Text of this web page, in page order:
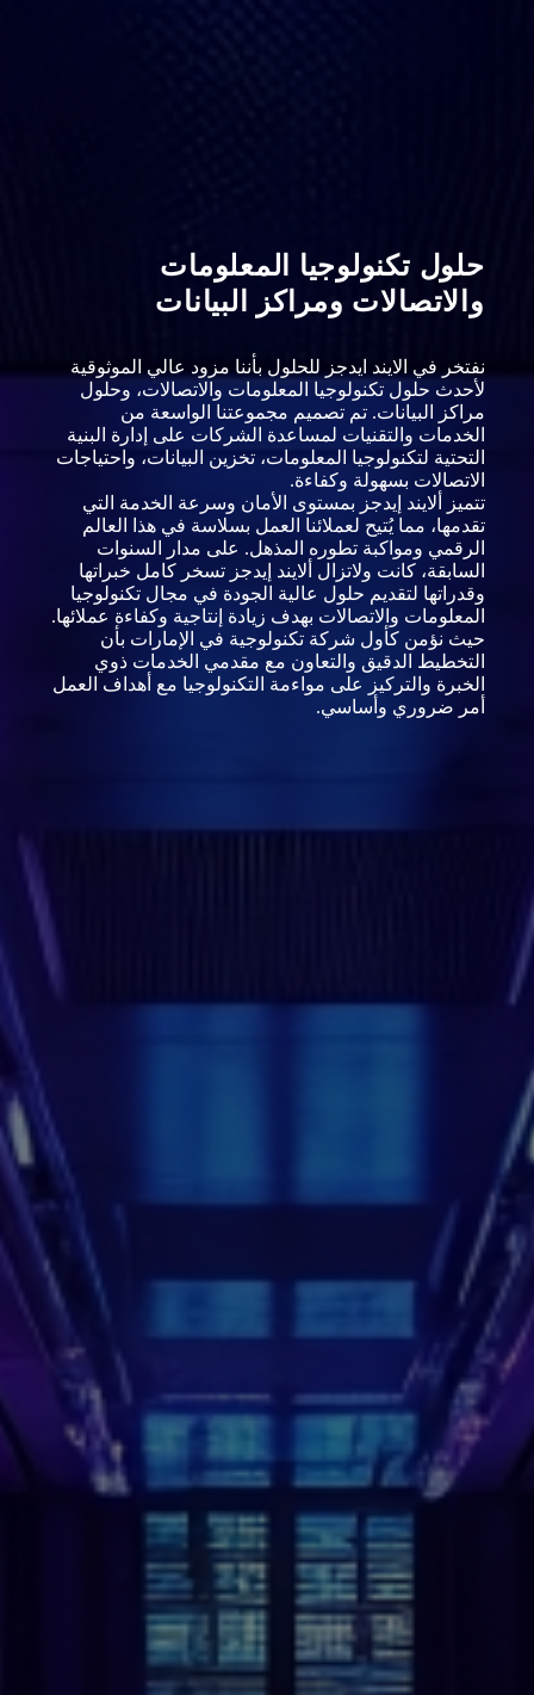
حلول تكنولوجيا المعلومات
والاتصالات ومراكز البيانات
نفتخر في الايند ايدجز للحلول بأننا مزود عالي الموثوقية
لأحدث حلول تكنولوجيا المعلومات والاتصالات، وحلول
مراكز البيانات. تم تصميم مجموعتنا الواسعة من
الخدمات والتقنيات لمساعدة الشركات على إدارة البنية
التحتية لتكنولوجيا المعلومات، تخزين البيانات، واحتياجات
الاتصالات بسهولة وكفاءة.
تتميز ألايند إيدجز بمستوى الأمان وسرعة الخدمة التي
تقدمها، مما يُتيح لعملائنا العمل بسلاسة في هذا العالم
الرقمي ومواكبة تطوره المذهل. على مدار السنوات
السابقة، كانت ولاتزال ألايند إيدجز تسخر كامل خبراتها
وقدراتها لتقديم حلول عالية الجودة في مجال تكنولوجيا
المعلومات والاتصالات بهدف زيادة إنتاجية وكفاءة عملائها.
حيث نؤمن كأول شركة تكنولوجية في الإمارات بأن
التخطيط الدقيق والتعاون مع مقدمي الخدمات ذوي
الخبرة والتركيز على مواءمة التكنولوجيا مع أهداف العمل
أمر ضروري وأساسي.